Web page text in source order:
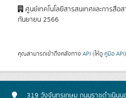
ศูนย์เทคโนโลยีสารสนเทศและการสื่อ
กันยายน 2566
คุณสามารถเข้าถึงคลังทาง API (ให้ดู คู่มือ API
319 วังจันทรเกษม ถนนราชดำเนิน